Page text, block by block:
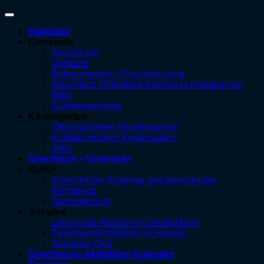
Startseite
Gemeinde
Geschichte
Vorstand
Belegungsplan / Raumbuchung
Griechisch Orthodoxe Kirchen in Frankfurt am
Main
Aufnahmeantrag
Kindergarten
Öffnungszeiten (Kindergarten)
Kontakt mit dem Kindergarten
Jobs
Griechisch – Unterricht
Kultur
Griechischer Kulturtag und griechischer
Filmabend
Tanzunterricht
Soziales
Leben und Arbeiten in Deutschland
Feiertage/Schulferien in Hessen
Senioren Club
Griechische Aktivitäten Kalender